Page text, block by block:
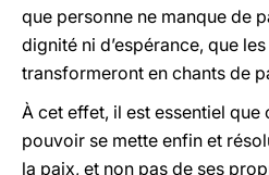
que personne ne manque de
dignité ni d’espérance, que
transformeront en chants de
À cet effet, il est essentiel que
pouvoir se mette enfin et
la paix, et non pas de ses